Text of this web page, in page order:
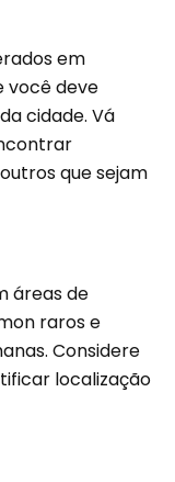
em
você deve
cidade. Vá
que sejam
áreas de
raros e
Considere
localização